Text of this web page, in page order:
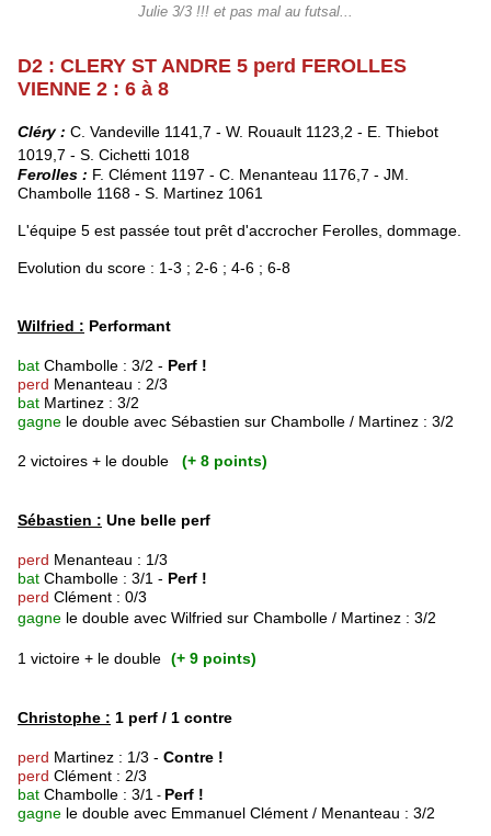
Julie 3/3 !!! et pas mal au futsal...
D2 : CLERY ST ANDRE 5 perd FEROLLES
VIENNE 2 : 6 à 8
Cléry : C. Vandeville 1141,7 - W. Rouault 1123,2 - E. Thiebot
1019,7 - S. Cichetti 1018
Ferolles : F. Clément 1197 - C. Menanteau 1176,7 - JM.
Chambolle 1168 - S. Martinez 1061
L'équipe 5 est passée tout prêt d'accrocher Ferolles, dommage.
Evolution du score : 1-3 ; 2-6 ; 4-6 ; 6-8
Wilfried : Performant
bat Chambolle : 3/2 - Perf !
perd Menanteau : 2/3
bat Martinez : 3/2
gagne le double avec Sébastien sur Chambolle / Martinez : 3/2
2 victoires + le double (+ 8 points)
Sébastien : Une belle perf
perd Menanteau : 1/3
bat Chambolle : 3/1 - Perf !
perd Clément : 0/3
gagne le double avec Wilfried sur Chambolle / Martinez : 3/2
1 victoire + le double (+ 9 points)
Christophe : 1 perf / 1 contre
perd Martinez : 1/3 - Contre !
perd Clément : 2/3
bat Chambolle : 3/1 - Perf !
gagne le double avec Emmanuel Clément / Menanteau : 3/2